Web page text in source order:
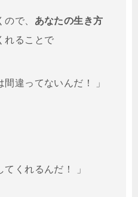
ので、 あなたの生き方
れることで
間違ってないんだ！ 」
てくれるんだ！ 」